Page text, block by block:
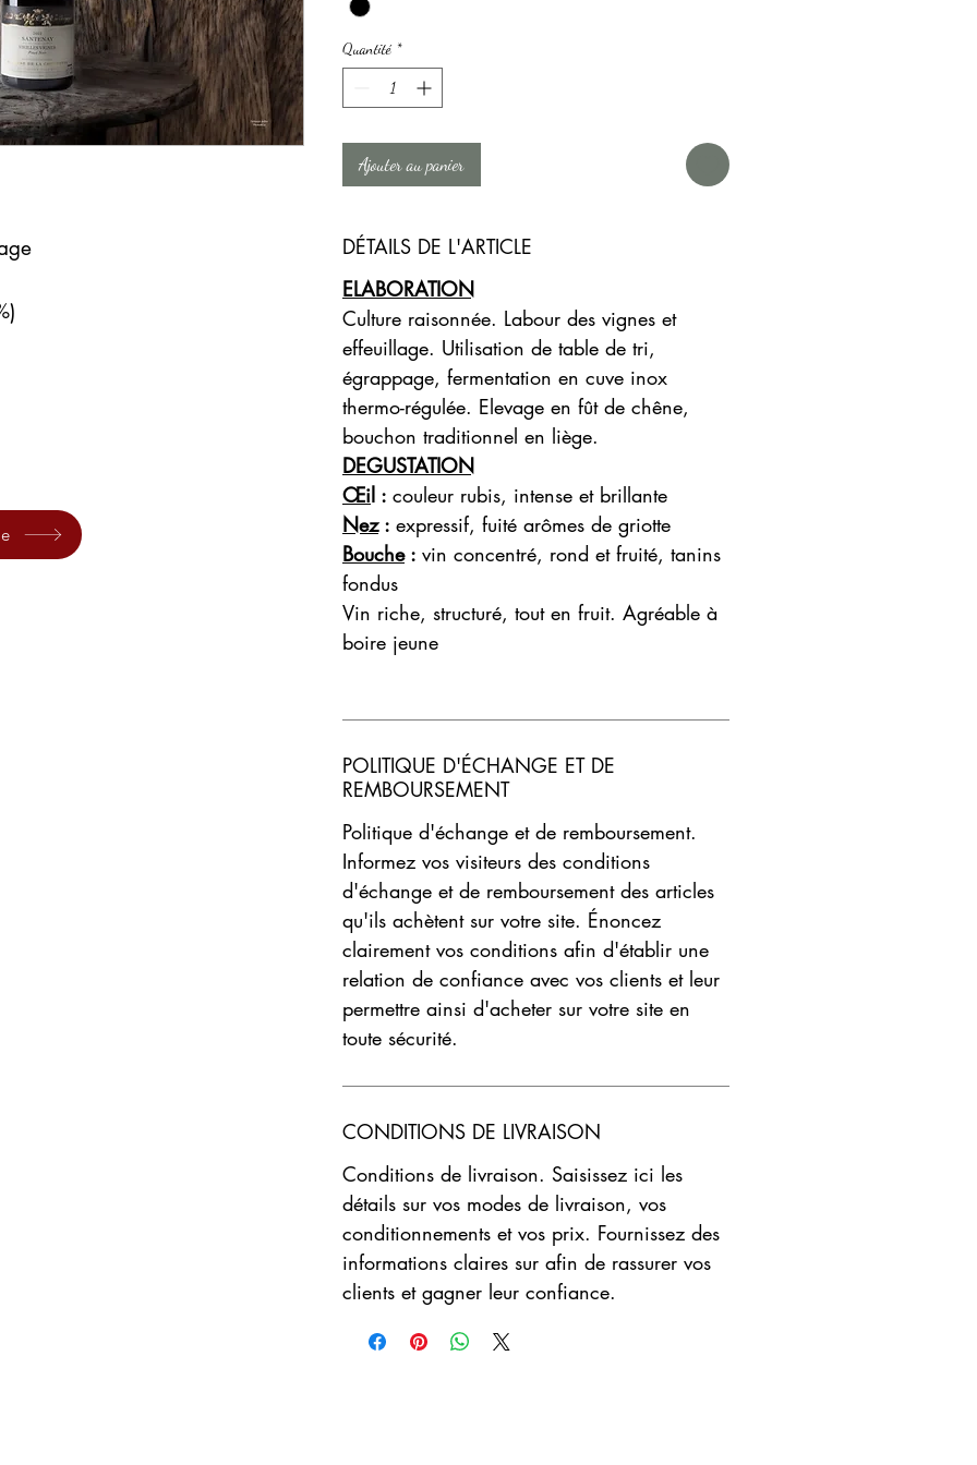
Quantité *
Ajouter au panier
DÉTAILS DE L'ARTICLE
ELABORATION
Culture raisonnée. Labour des vignes et
effeuillage. Utilisation de table de tri,
égrappage, fermentation en cuve inox
thermo-régulée. Elevage en fût de chêne,
bouchon traditionnel en liège.
DEGUSTATION
Œil : couleur rubis, intense et brillante
Nez: expressif, fuité arômes de griotte
Bouche: vin concentré, rond et fruité, tanins
fondus
Vin riche, structuré, tout en fruit. Agréable à
boire jeune
POLITIQUE D'ÉCHANGE ET DE
REMBOURSEMENT
Politique d'échange et de remboursement.
Informez vos visiteurs des conditions
d'échange et de remboursement des articles
qu'ils achètent sur votre site. Énoncez
clairement vos conditions afin d'établir une
relation de confiance avec vos clients et leur
permettre ainsi d'acheter sur votre site en
toute sécurité.
CONDITIONS DE LIVRAISON
Conditions de livraison. Saisissez ici les
détails sur vos modes de livraison, vos
conditionnements et vos prix. Fournissez des
informations claires sur afin de rassurer vos
clients et gagner leur confiance.